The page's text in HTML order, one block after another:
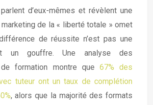
d’eux-mêmes et révèlent une
de la « liberté totale » omet
de réussite n’est pas une
un gouffre. Une analyse des
formation montre que 67% des
tuteur ont un taux de complétion
, alors que la majorité des formats